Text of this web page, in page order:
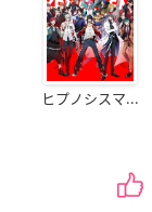
ヒプノシスマ...